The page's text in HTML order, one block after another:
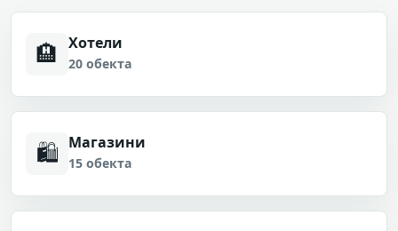
🏨 Хотели
20 обекта
🛍 Магазини
15 обекта